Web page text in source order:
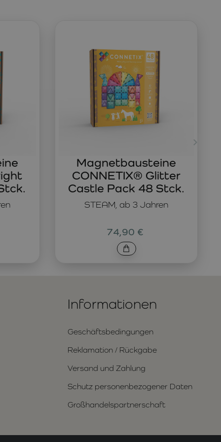
STEAM, ab 3 Jahren
Magnetbausteine
CONNETIX® Glitter
Castle Pack 48 Stck.
74,90 €
Informationen
Geschäftsbedingungen
Reklamation / Rückgabe
Versand und Zahlung
Schutz personenbezogener Daten
Großhandelspartnerschaft